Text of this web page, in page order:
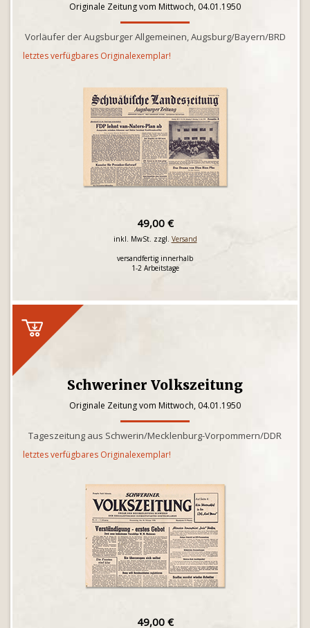
Originale Zeitung vom Mittwoch, 04.01.1950
Vorläufer der Augsburger Allgemeinen, Augsburg/Bayern/BRD
letztes verfügbares Originalexemplar!
49,00 €
inkl. MwSt. zzgl. Versand
versandfertig innerhalb
1-2 Arbeitstage
Schweriner Volkszeitung
Originale Zeitung vom Mittwoch, 04.01.1950
Tageszeitung aus Schwerin/Mecklenburg-Vorpommern/DDR
letztes verfügbares Originalexemplar!
49,00 €